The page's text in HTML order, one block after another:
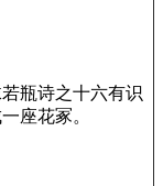
瓶诗之十六有识
座花冢。